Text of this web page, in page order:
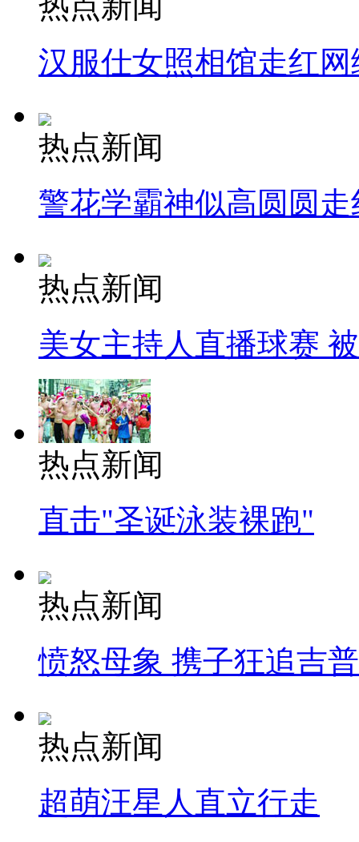
汉服仕女照相馆走红网
热点新闻
警花学霸神似高圆圆走
热点新闻
美女主持人直播球赛
热点新闻
直击"圣诞泳装裸跑"
热点新闻
愤怒母象 携子狂追吉
热点新闻
超萌汪星人直立行走